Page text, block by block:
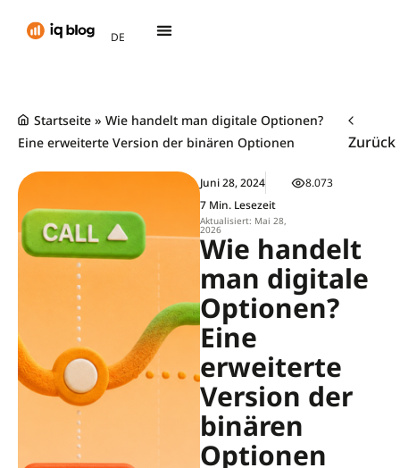
DE
TH
Startseite » Wie handelt man digitale Optionen?
Eine erweiterte Version der binären Optionen
Zurück
Juni 28, 2024
7 Min. Lesezeit
Aktualisiert: Mai 28,
2026
8.073
Wie handelt
man digitale
Optionen?
Eine
erweiterte
Version der
binären
Optionen